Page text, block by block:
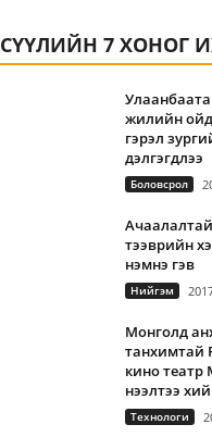
СҮҮЛИЙН 7 ХОНОГ
жилийн
гэрэл
дэлгэгдлээ
Боловсрол
тээврийн
нэмнэ гэв
Нийгэм
Монголд
танхимтай
кино
нээлтээ
Технологи